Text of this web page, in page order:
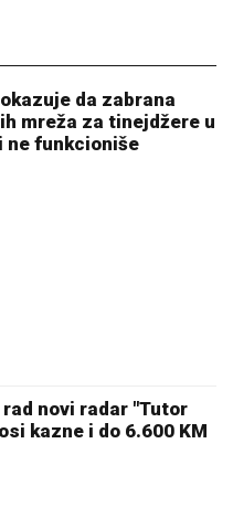
da zabrana
mreža za tinejdžere u
funkcioniše
rad novi radar "Tutor
kazne i do 6.600 KM